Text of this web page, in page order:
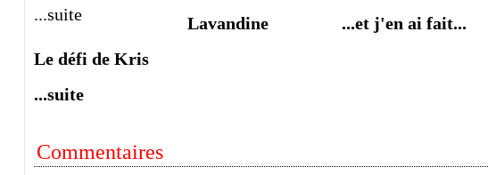
Le défi de Kris
...suite
Lavandine
...et j'en ai fait...
Commentaires